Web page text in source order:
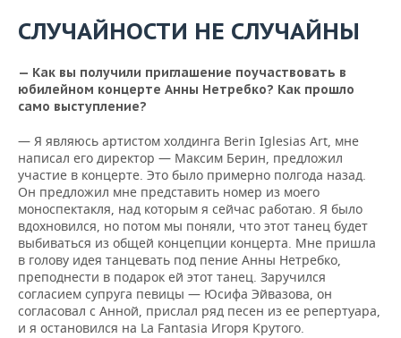
СЛУЧАЙНОСТИ НЕ СЛУЧАЙНЫ
— Как вы получили приглашение поучаствовать в
юбилейном концерте Анны Нетребко? Как прошло
само выступление?
— Я являюсь артистом холдинга Berin Iglesias Art, мне
написал его директор — Максим Берин, предложил
участие в концерте. Это было примерно полгода назад.
Он предложил мне представить номер из моего
моноспектакля, над которым я сейчас работаю. Я было
вдохновился, но потом мы поняли, что этот танец будет
выбиваться из общей концепции концерта. Мне пришла
в голову идея танцевать под пение Анны Нетребко,
преподнести в подарок ей этот танец. Заручился
согласием супруга певицы — Юсифа Эйвазова, он
согласовал с Анной, прислал ряд песен из ее репертуара,
и я остановился на La Fantasia Игоря Крутого.